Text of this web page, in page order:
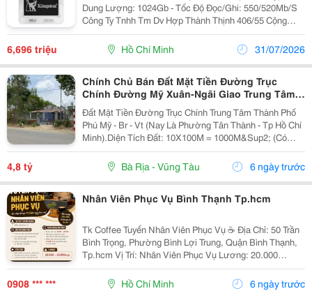
Dung Lượng: 1024Gb - Tốc Độ Đọc/Ghi: 550/520Mb/S
Công Ty Tnhh Tm Dv Hợp Thành Thịnh 406/55 Cộng
Hòa, P. Tân Bình, Tp.hcm ☎ Hotline/Zalo: 0932 664 661
Email: Htt.sale30@Gmail.com Website:...
6,696 triệu Hồ Chí Minh 31/07/2026
Chính Chủ Bán Đất Mặt Tiền Đường Trục
Chính Đường Mỹ Xuân-Ngãi Giao Trung Tâm
Phường Tân Thành-Tp.hcm Giá 4.8 Tỷ
Đất Mặt Tiền Đường Trục Chính Trung Tâm Thành Phố
Phú Mỹ - Br - Vt (Nay Là Phường Tân Thành - Tp Hồ Chí
Minh).Diện Tích Đất: 10X100M = 1000M&Sup2; (Có
100M&Sup2; Thổ Cư).Có Sẵn Căn Nhà Cấp 4 Rộng Rãi,
120M&Sup2;.Giá Bán Chỉ: 4,8 Tỷngân Hàng Hỗ Trợ...
4,8 tỷ Bà Rịa - Vũng Tàu 6 ngày trước
Nhân Viên Phục Vụ Bình Thạnh Tp.hcm
Tk Coffee Tuyển Nhân Viên Phục Vụ ☕ Địa Chỉ: 50 Trần
Bình Trọng, Phường Bình Lợi Trung, Quận Bình Thạnh,
Tp.hcm Vị Trí: Nhân Viên Phục Vụ Lương: 20.000
&Ndash; 25.000Đ/Giờ Công Việc - Phục Vụ Nước Cho
Khách Tại Quán - Dọn Dẹp Bàn Ghế, Giữ...
0908 *** *** Hồ Chí Minh 6 ngày trước